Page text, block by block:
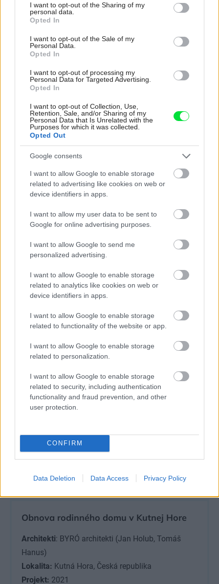
not limited to your visit or usage behaviour. You may click to
grant or deny consent to Google and its third-party tags to
use your data for below specified purposes in below Google
consent section.
I want to opt-out of the Sharing of my
personal data.
Opted In
I want to opt-out of the Sale of my
Personal Data.
Opted In
I want to opt-out of processing my
Personal Data for Targeted Advertising.
Opted In
I want to opt-out of Collection, Use,
Retention, Sale, and/or Sharing of my
Personal Data that Is Unrelated with the
Purposes for which it was collected.
Opted Out
Google consents
I want to allow Google to enable storage
related to advertising like cookies on web or
device identifiers in apps.
I want to allow my user data to be sent to
Google for online advertising purposes.
I want to allow Google to send me
personalized advertising.
I want to allow Google to enable storage
related to analytics like cookies on web or
device identifiers in apps.
I want to allow Google to enable storage
related to functionality of the website or app.
I want to allow Google to enable storage
related to personalization.
I want to allow Google to enable storage
related to security, including authentication
functionality and fraud prevention, and other
user protection.
CONFIRM
Data Deletion Data Access Privacy Policy
svetlo na samotné schody a do hĺbky dispozície,”
upresňujú architekti. Podkrovie obsahuje odpočinkovú
Prečítajte si tiež
na okraji veľkomesta
K domu ešte neodmysliteľne patrí intímny dvorček a
záhrada. Prebujnenú zeleň a zanedbanú stavebnú úpravu
nahradil prepracovaný koncept, ktorý dodal miestu
nevídaný šarm a nové priestorové kvality. Záhrada je
prístupná z oboch podlaží. Výškové rozdiely dvorovej
časti esteticky vyriešilo kamenné murivo, ktoré vystihuje
pamiatkovú zónu.
Neveľký zadný dvor poskytuje domu ďalší priestor na relax.
Shoots Buildings
Viac fotografií nájdete na konci článku v galérii.
Obnova rodinného domu v Kutnej Hore
Architekti: BYRÓ architekti (Jan Holub, Tomáš
Hanus)
Lokalita: Kutná Hora, Česká republika
Projekt: 2021